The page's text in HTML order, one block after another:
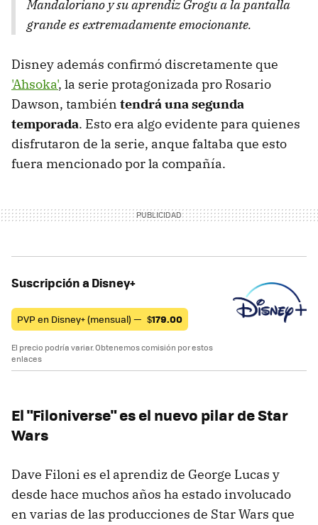
Mandaloriano y su aprendiz Grogu a la pantalla
grande es extremadamente emocionante.
Disney además confirmó discretamente que
'Ahsoka', la serie protagonizada pro Rosario
Dawson, también tendrá una segunda
temporada. Esto era algo evidente para quienes
disfrutaron de la serie, anque faltaba que esto
fuera mencionado por la compañía.
Suscripción a Disney+
PVP en Disney+ (mensual) — $179.00
El precio podría variar. Obtenemos comisión por estos
enlaces
El "Filoniverse" es el nuevo pilar de Star
Wars
Dave Filoni es el aprendiz de George Lucas y
desde hace muchos años ha estado involucado
en varias de las producciones de Star Wars que